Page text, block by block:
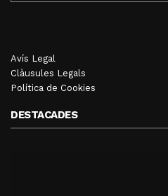
Avís Legal
Clàusules Legals
Política de Cookies
DESTACADES